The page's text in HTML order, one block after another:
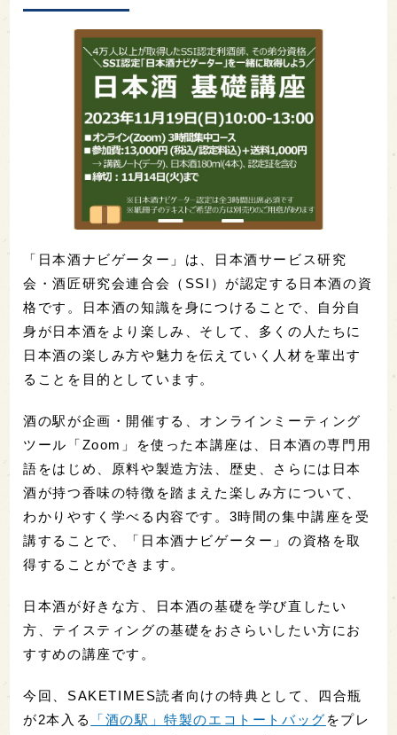
「日本酒ナビゲーター」は、日本酒サービス研究
会・酒匠研究会連合会（SSI）が認定する日本酒の資
格です。日本酒の知識を身につけることで、自分自
身が日本酒をより楽しみ、そして、多くの人たちに
日本酒の楽しみ方や魅力を伝えていく人材を輩出す
ることを目的としています。
酒の駅が企画・開催する、オンラインミーティング
ツール「Zoom」を使った本講座は、日本酒の専門用
語をはじめ、原料や製造方法、歴史、さらには日本
酒が持つ香味の特徴を踏まえた楽しみ方について、
わかりやすく学べる内容です。3時間の集中講座を受
講することで、「日本酒ナビゲーター」の資格を取
得することができます。
日本酒が好きな方、日本酒の基礎を学び直したい
方、テイスティングの基礎をおさらいしたい方にお
すすめの講座です。
今回、SAKETIMES読者向けの特典として、四合瓶
が2本入る
「酒の駅」特製のエコトートバッグ をプレ